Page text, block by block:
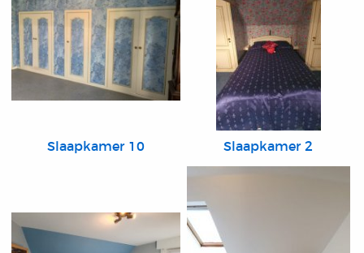
Slaapkamer 10 Slaapkamer 2